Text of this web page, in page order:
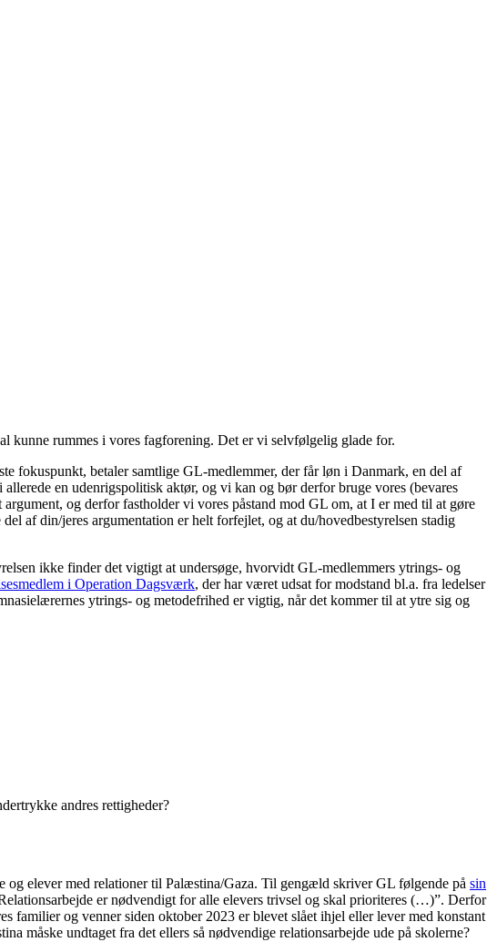
kunne rummes i vores fagforening. Det er vi selvfølgelig glade for.
fokuspunkt, betaler samtlige GL-medlemmer, der får løn i Danmark, en del af
en udenrigspolitisk aktør, og vi kan og bør derfor bruge vores (bevares
og derfor fastholder vi vores påstand mod GL om, at I er med til at gøre
af din/jeres argumentation er helt forfejlet, og at du/hovedbestyrelsen stadig
ikke finder det vigtigt at undersøge, hvorvidt GL-medlemmers ytrings- og
i Operation Dagsværk, der har været udsat for modstand bl.a. fra ledelser
ytrings- og metodefrihed er vigtig, når det kommer til at ytre sig og
andres rettigheder?
elever med relationer til Palæstina/Gaza. Til gengæld skriver GL følgende på sin
er nødvendigt for alle elevers trivsel og skal prioriteres (…)”. Derfor
familier og venner siden oktober 2023 er blevet slået ihjel eller lever med konstant
måske undtaget fra det ellers så nødvendige relationsarbejde ude på skolerne?